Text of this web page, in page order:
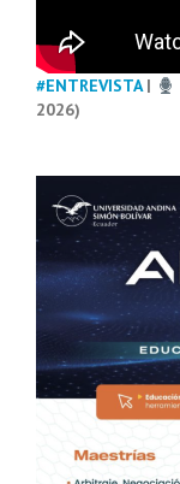
#ENTREVISTA|
2026)